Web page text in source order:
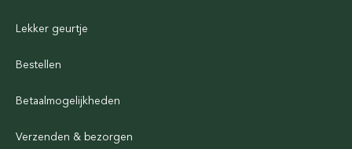
Lekker geurtje
Bestellen
Betaalmogelijkheden
Verzenden & bezorgen